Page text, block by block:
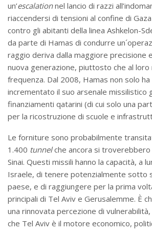
un’escalationnel lancio di razzi
riaccendersi di tensioni al confine di
contro gli abitanti della linea Ashkelon-
da parte di Hamas di condurre
raggio deriva dalla maggiore precisione
nuova generazione, piuttosto che al loro
frequenza. Dal 2008, Hamas non solo
incrementato il suo arsenale missilistico
finanziamenti qatarini (di cui solo una
per la ricostruzione di scuole e
Le forniture sono probabilmente
1.400 tunnelche ancora si troverebbero
Sinai. Questi missili hanno la capacità, a
Israele, di tenere potenzialmente sotto
paese, e di raggiungere per la prima
principali di Tel Aviv e Gerusalemme. È
una rinnovata percezione di
che Tel Aviv è il motore economico,